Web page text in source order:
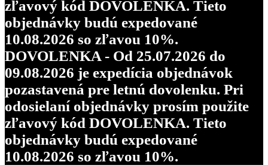
zľavový kód DOVOLENKA. Tieto
objednávky budú expedované
10.08.2026 so zľavou 10%.
DOVOLENKA - Od 25.07.2026 do
09.08.2026 je expedícia objednávok
pozastavená pre letnú dovolenku. Pri
odosielaní objednávky prosím použite
zľavový kód DOVOLENKA. Tieto
objednávky budú expedované
10.08.2026 so zľavou 10%.